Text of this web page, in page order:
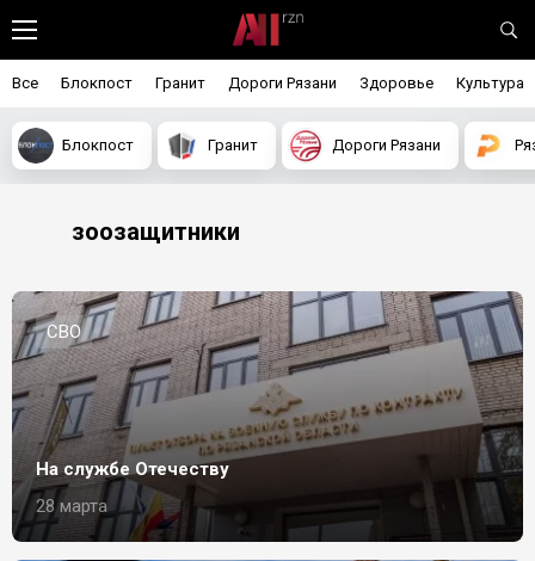
Все Блокпост Гранит Дороги Рязани Здоровье Культура
Блокпост Гранит Дороги Рязани
зоозащитники
СВО
На службе Отечеству
28 марта